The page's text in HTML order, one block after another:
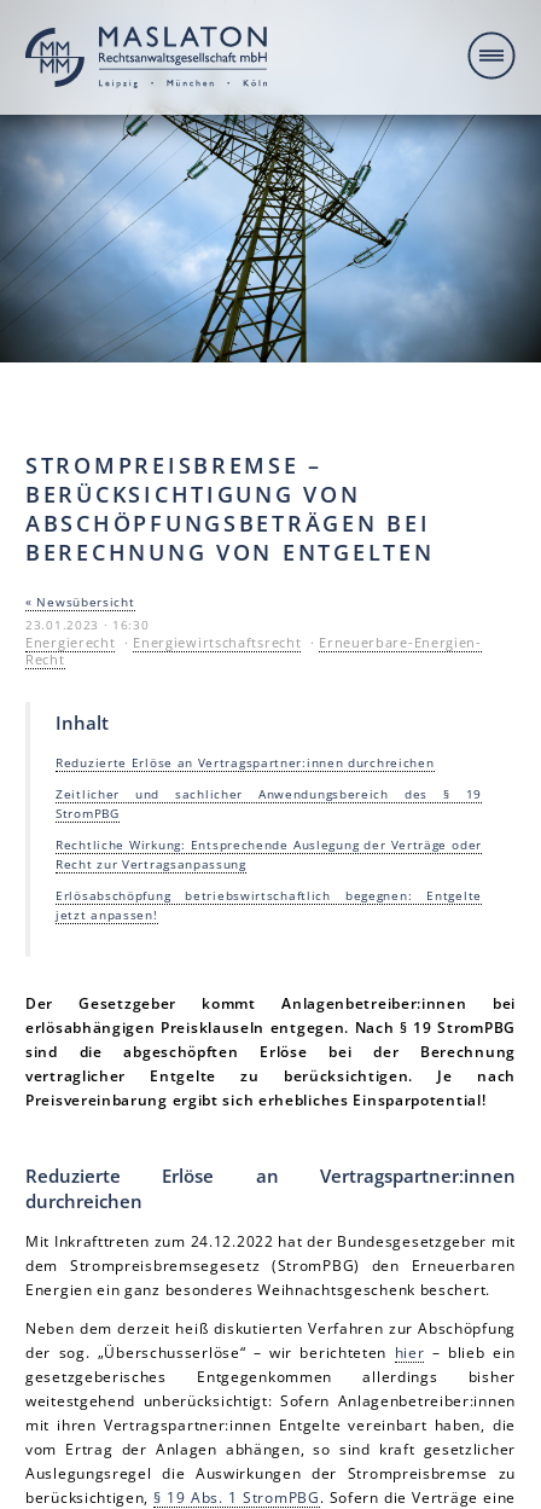
STROMPREISBREMSE –
BERÜCKSICHTIGUNG VON
ABSCHÖPFUNGSBETRÄGEN BEI
BERECHNUNG VON ENTGELTEN
« Newsübersicht
23.01.2023 · 16:30
Energierecht · Energiewirtschaftsrecht · Erneuerbare-Energien-
Recht
Inhalt
Reduzierte Erlöse an Vertragspartner:innen durchreichen
Zeitlicher und sachlicher Anwendungsbereich des § 19
StromPBG
Rechtliche Wirkung: Entsprechende Auslegung der Verträge oder
Recht zur Vertragsanpassung
Erlösabschöpfung betriebswirtschaftlich begegnen: Entgelte
jetzt anpassen!
Der Gesetzgeber kommt Anlagenbetreiber:innen bei
erlösabhängigen Preisklauseln entgegen. Nach § 19 StromPBG
sind die abgeschöpften Erlöse bei der Berechnung
vertraglicher Entgelte zu berücksichtigen. Je nach
Preisvereinbarung ergibt sich erhebliches Einsparpotential!
Reduzierte Erlöse an Vertragspartner:innen
durchreichen
Mit Inkrafttreten zum 24.12.2022 hat der Bundesgesetzgeber mit
dem Strompreisbremsegesetz (StromPBG) den Erneuerbaren
Energien ein ganz besonderes Weihnachtsgeschenk beschert.
Neben dem derzeit heiß diskutierten Verfahren zur Abschöpfung
der sog. „Überschusserlöse“ – wir berichteten hier – blieb ein
gesetzgeberisches Entgegenkommen allerdings bisher
weitestgehend unberücksichtigt: Sofern Anlagenbetreiber:innen
mit ihren Vertragspartner:innen Entgelte vereinbart haben, die
vom Ertrag der Anlagen abhängen, so sind kraft gesetzlicher
Auslegungsregel die Auswirkungen der Strompreisbremse zu
berücksichtigen,§ 19 Abs. 1 StromPBG. Sofern die Verträge eine